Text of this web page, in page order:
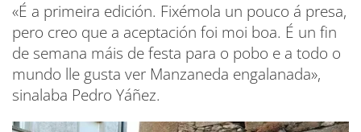
«É a primeira edición. Fixémola un pouco á presa,
pero creo que a aceptación foi moi boa. É un fin
de semana máis de festa para o pobo e a todo o
mundo lle gusta ver Manzaneda engalanada»,
sinalaba Pedro Yáñez.